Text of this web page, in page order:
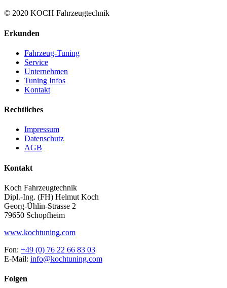
© 2020 KOCH Fahrzeugtechnik
Erkunden
Fahrzeug-Tuning
Service
Unternehmen
Tuning Infos
Kontakt
Rechtliches
Impressum
Datenschutz
AGB
Kontakt
Koch Fahrzeugtechnik
Dipl.-Ing. (FH) Helmut Koch
Georg-Ühlin-Strasse 2
79650 Schopfheim
www.kochtuning.com
Fon: +49 (0) 76 22 66 83 03
E-Mail: info@kochtuning.com
Folgen